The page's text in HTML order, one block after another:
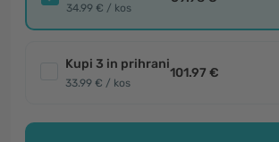
34.99 € / kos
Kupi 3 in prihrani
33.99 € / kos
101.97 €